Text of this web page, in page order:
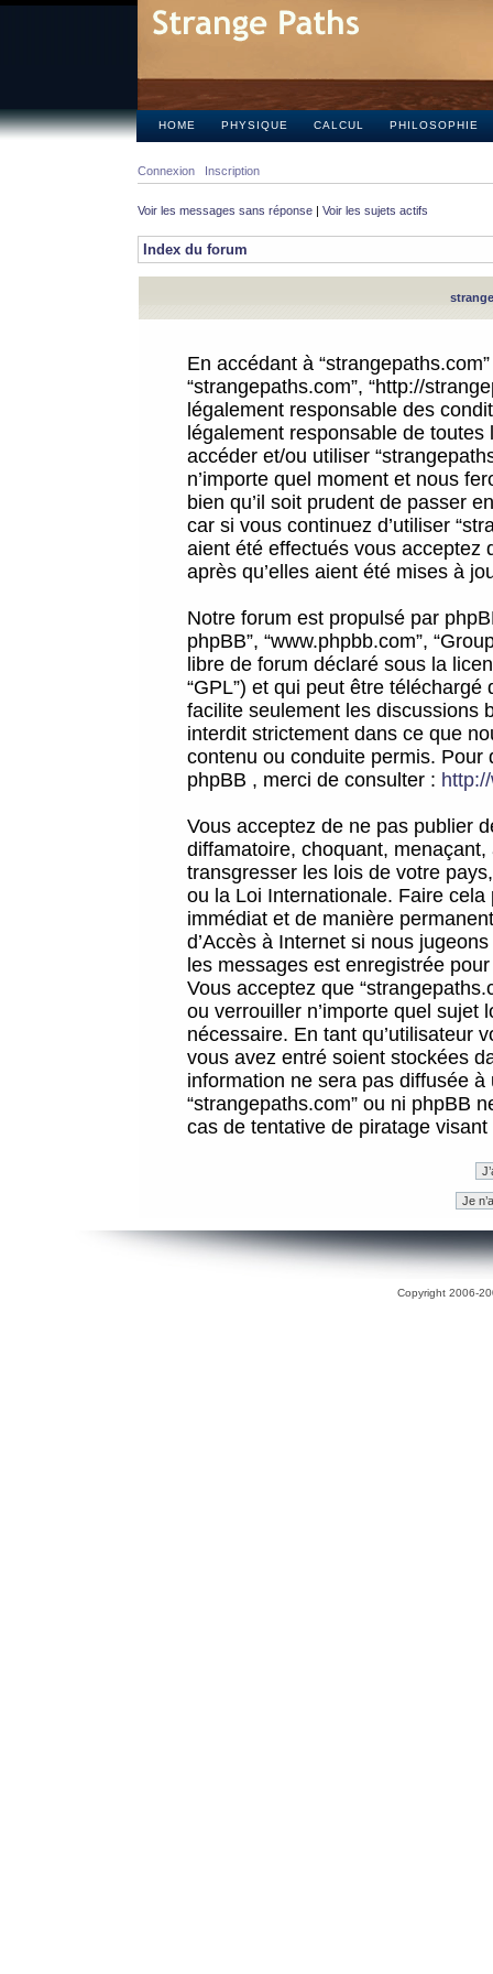
HOME PHYSIQUE CALCUL PHILOSOPHIE
Connexion Inscription
Voir les messages sans réponse | Voir les sujets actifs
Index du forum
En accédant à
“strangepaths.com”, “http://
légalement responsable des
légalement responsable de
accéder et/ou utiliser
n’importe quel moment et nous
bien qu’il soit prudent de passer
car si vous continuez d’utiliser
aient été effectués vous acceptez
après qu’elles aient été mises à
Notre forum est propulsé par
phpBB”, “www.phpbb.com”,
libre de forum déclaré sous la
“GPL”) et qui peut être téléchargé
facilite seulement les discussions
interdit strictement dans ce que
contenu ou conduite permis.
phpBB , merci de consulter :
Vous acceptez de ne pas publier
diffamatoire, choquant,
transgresser les lois de votre
ou la Loi Internationale. Faire
immédiat et de manière
d’Accès à Internet si nous
les messages est enregistrée
Vous acceptez que
ou verrouiller n’importe quel sujet
nécessaire. En tant qu’utilisateur
vous avez entré soient stockées
information ne sera pas diffusée
“strangepaths.com” ou ni phpBB
cas de tentative de piratage
Copyright 2006-